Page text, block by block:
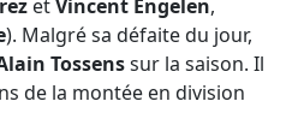
etVincent Engelen,
). Malgré sa défaite du jour,
Tossenssur la saison. Il
de la montée en division